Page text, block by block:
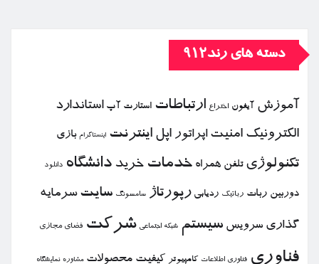
دسته های رند912
آموزش آیفون اختراع ارتباطات استارت آپ استاندارد
الكترونیك امنیت اپراتور اپل اینترنت اینستاگرام بازی
تكنولوژی تلفن همراه خدمات خرید دانشگاه دانلود
دوربین ربات رباتیك ردیابی رپورتاژ سامسونگ سایت سرمایه
گذاری سرویس سیستم شبكه اجتماعی شركت فضای مجازی
فناوری فناوری اطلاعات كامپیوتر كیفیت محصولات مشاوره نمایشگاه